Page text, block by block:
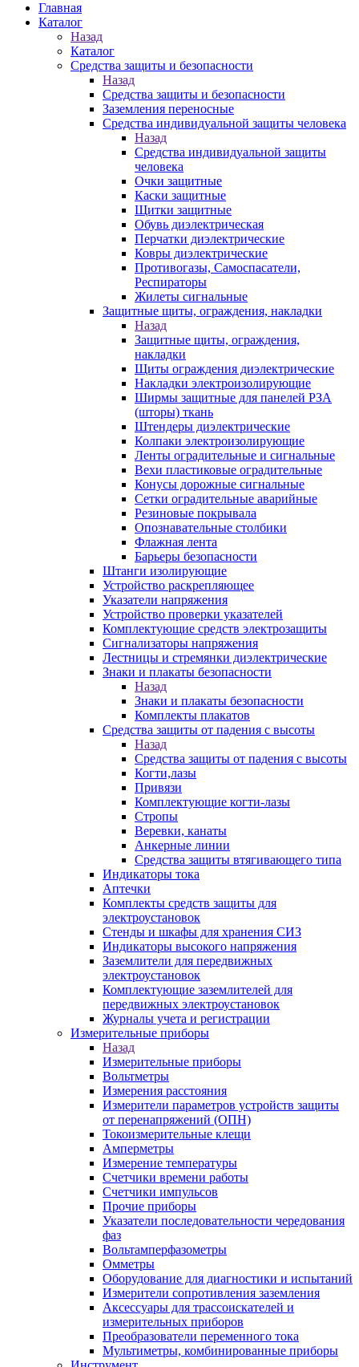
Главная
Каталог
Назад
Каталог
Средства защиты и безопасности
Назад
Средства защиты и безопасности
Заземления переносные
Средства индивидуальной защиты человека
Назад
Средства индивидуальной защиты
человека
Очки защитные
Каски защитные
Щитки защитные
Обувь диэлектрическая
Перчатки диэлектрические
Ковры диэлектрические
Противогазы, Самоспасатели,
Респираторы
Жилеты сигнальные
Защитные щиты, ограждения, накладки
Назад
Защитные щиты, ограждения,
накладки
Щиты ограждения диэлектрические
Накладки электроизолирующие
Ширмы защитные для панелей РЗА
(шторы) ткань
Штендеры диэлектрические
Колпаки электроизолирующие
Ленты оградительные и сигнальные
Вехи пластиковые оградительные
Конусы дорожные сигнальные
Сетки оградительные аварийные
Резиновые покрывала
Опознавательные столбики
Флажная лента
Барьеры безопасности
Штанги изолирующие
Устройство раскрепляющее
Указатели напряжения
Устройство проверки указателей
Комплектующие средств электрозащиты
Сигнализаторы напряжения
Лестницы и стремянки диэлектрические
Знаки и плакаты безопасности
Назад
Знаки и плакаты безопасности
Комплекты плакатов
Средства защиты от падения с высоты
Назад
Средства защиты от падения с высоты
Когти,лазы
Привязи
Комплектующие когти-лазы
Стропы
Веревки, канаты
Анкерные линии
Средства защиты втягивающего типа
Индикаторы тока
Аптечки
Комплекты средств защиты для
электроустановок
Стенды и шкафы для хранения СИЗ
Индикаторы высокого напряжения
Заземлители для передвижных
электроустановок
Комплектующие заземлителей для
передвижных электроустановок
Журналы учета и регистрации
Измерительные приборы
Назад
Измерительные приборы
Вольтметры
Измерения расстояния
Измерители параметров устройств защиты
от перенапряжений (ОПН)
Токоизмерительные клещи
Амперметры
Измерение температуры
Счетчики времени работы
Счетчики импульсов
Прочие приборы
Указатели последовательности чередования
фаз
Вольтамперфазометры
Омметры
Оборудование для диагностики и испытаний
Измерители сопротивления заземления
Аксессуары для трассоискателей и
измерительных приборов
Преобразователи переменного тока
Мультиметры, комбинированные приборы